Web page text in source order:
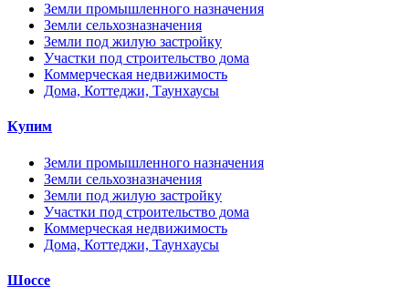
Земли промышленного назначения
Земли сельхозназначения
Земли под жилую застройку
Участки под строительство дома
Коммерческая недвижимость
Дома, Коттеджи, Таунхаусы
Купим
Земли промышленного назначения
Земли сельхозназначения
Земли под жилую застройку
Участки под строительство дома
Коммерческая недвижимость
Дома, Коттеджи, Таунхаусы
Шоссе